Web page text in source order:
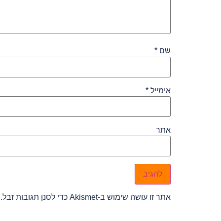
שם *
אימייל *
אתר
אתר זו עושה שימוש ב-Akismet כדי לסנן תגובות זבל.